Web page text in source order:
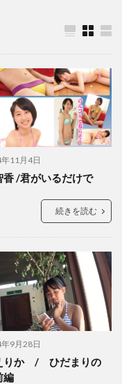
11月4日
香 /君がいるだけで
続きを読む
9月28日
りか / ひだまりの